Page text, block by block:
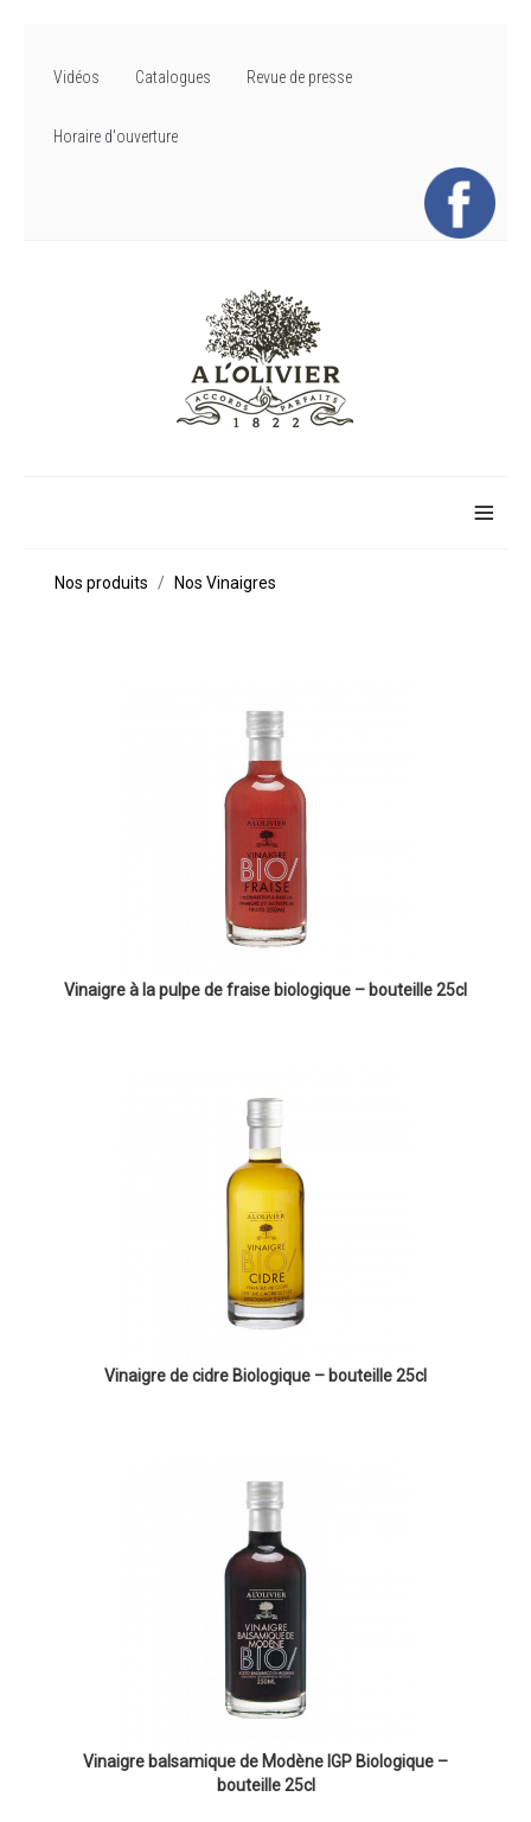
Vidéos Catalogues Revue de presse
Horaire d'ouverture
≡
Nos produits Nos Vinaigres
Vinaigre à la pulpe de fraise biologique – bouteille 25cl
Vinaigre de cidre Biologique – bouteille 25cl
Vinaigre balsamique de Modène IGP Biologique –
bouteille 25cl